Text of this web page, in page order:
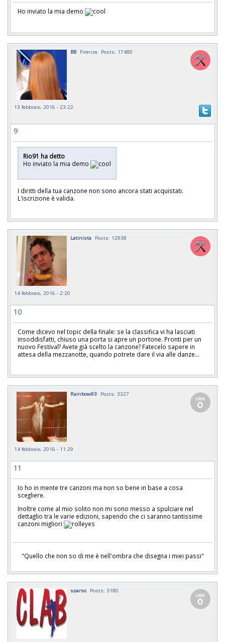
Ho inviato la mia demo
BB Firenze Posts: 17480
13 febbraio, 2016 - 23:22
9
Rio91 ha detto
Ho inviato la mia demo
I diritti della tua canzone non sono ancora stati acquistati.
L'iscrizione è valida.
Latinista Posts: 12938
14 febbraio, 2016 - 2:20
10
Come dicevo nel topic della finale: se la classifica vi ha lasciati
insoddisfatti, chiuso una porta si apre un portone. Pronti per un
nuovo Festival? Avete già scelto la canzone? Fatecelo sapere in
attesa della mezzanotte, quando potrete dare il via alle danze...
Rainbow93 Posts: 3327
14 febbraio, 2016 - 11:29
11
Io ho in mente tre canzoni ma non so bene in base a cosa
scegliere.
Inoltre come al mio solito non mi sono messo a spulciare nel
dettaglio tra le varie edizioni, sapendo che ci saranno tantissime
canzoni migliori
"Quello che non so di me è nell'ombra che disegna i miei passi"
sparso Posts: 3180